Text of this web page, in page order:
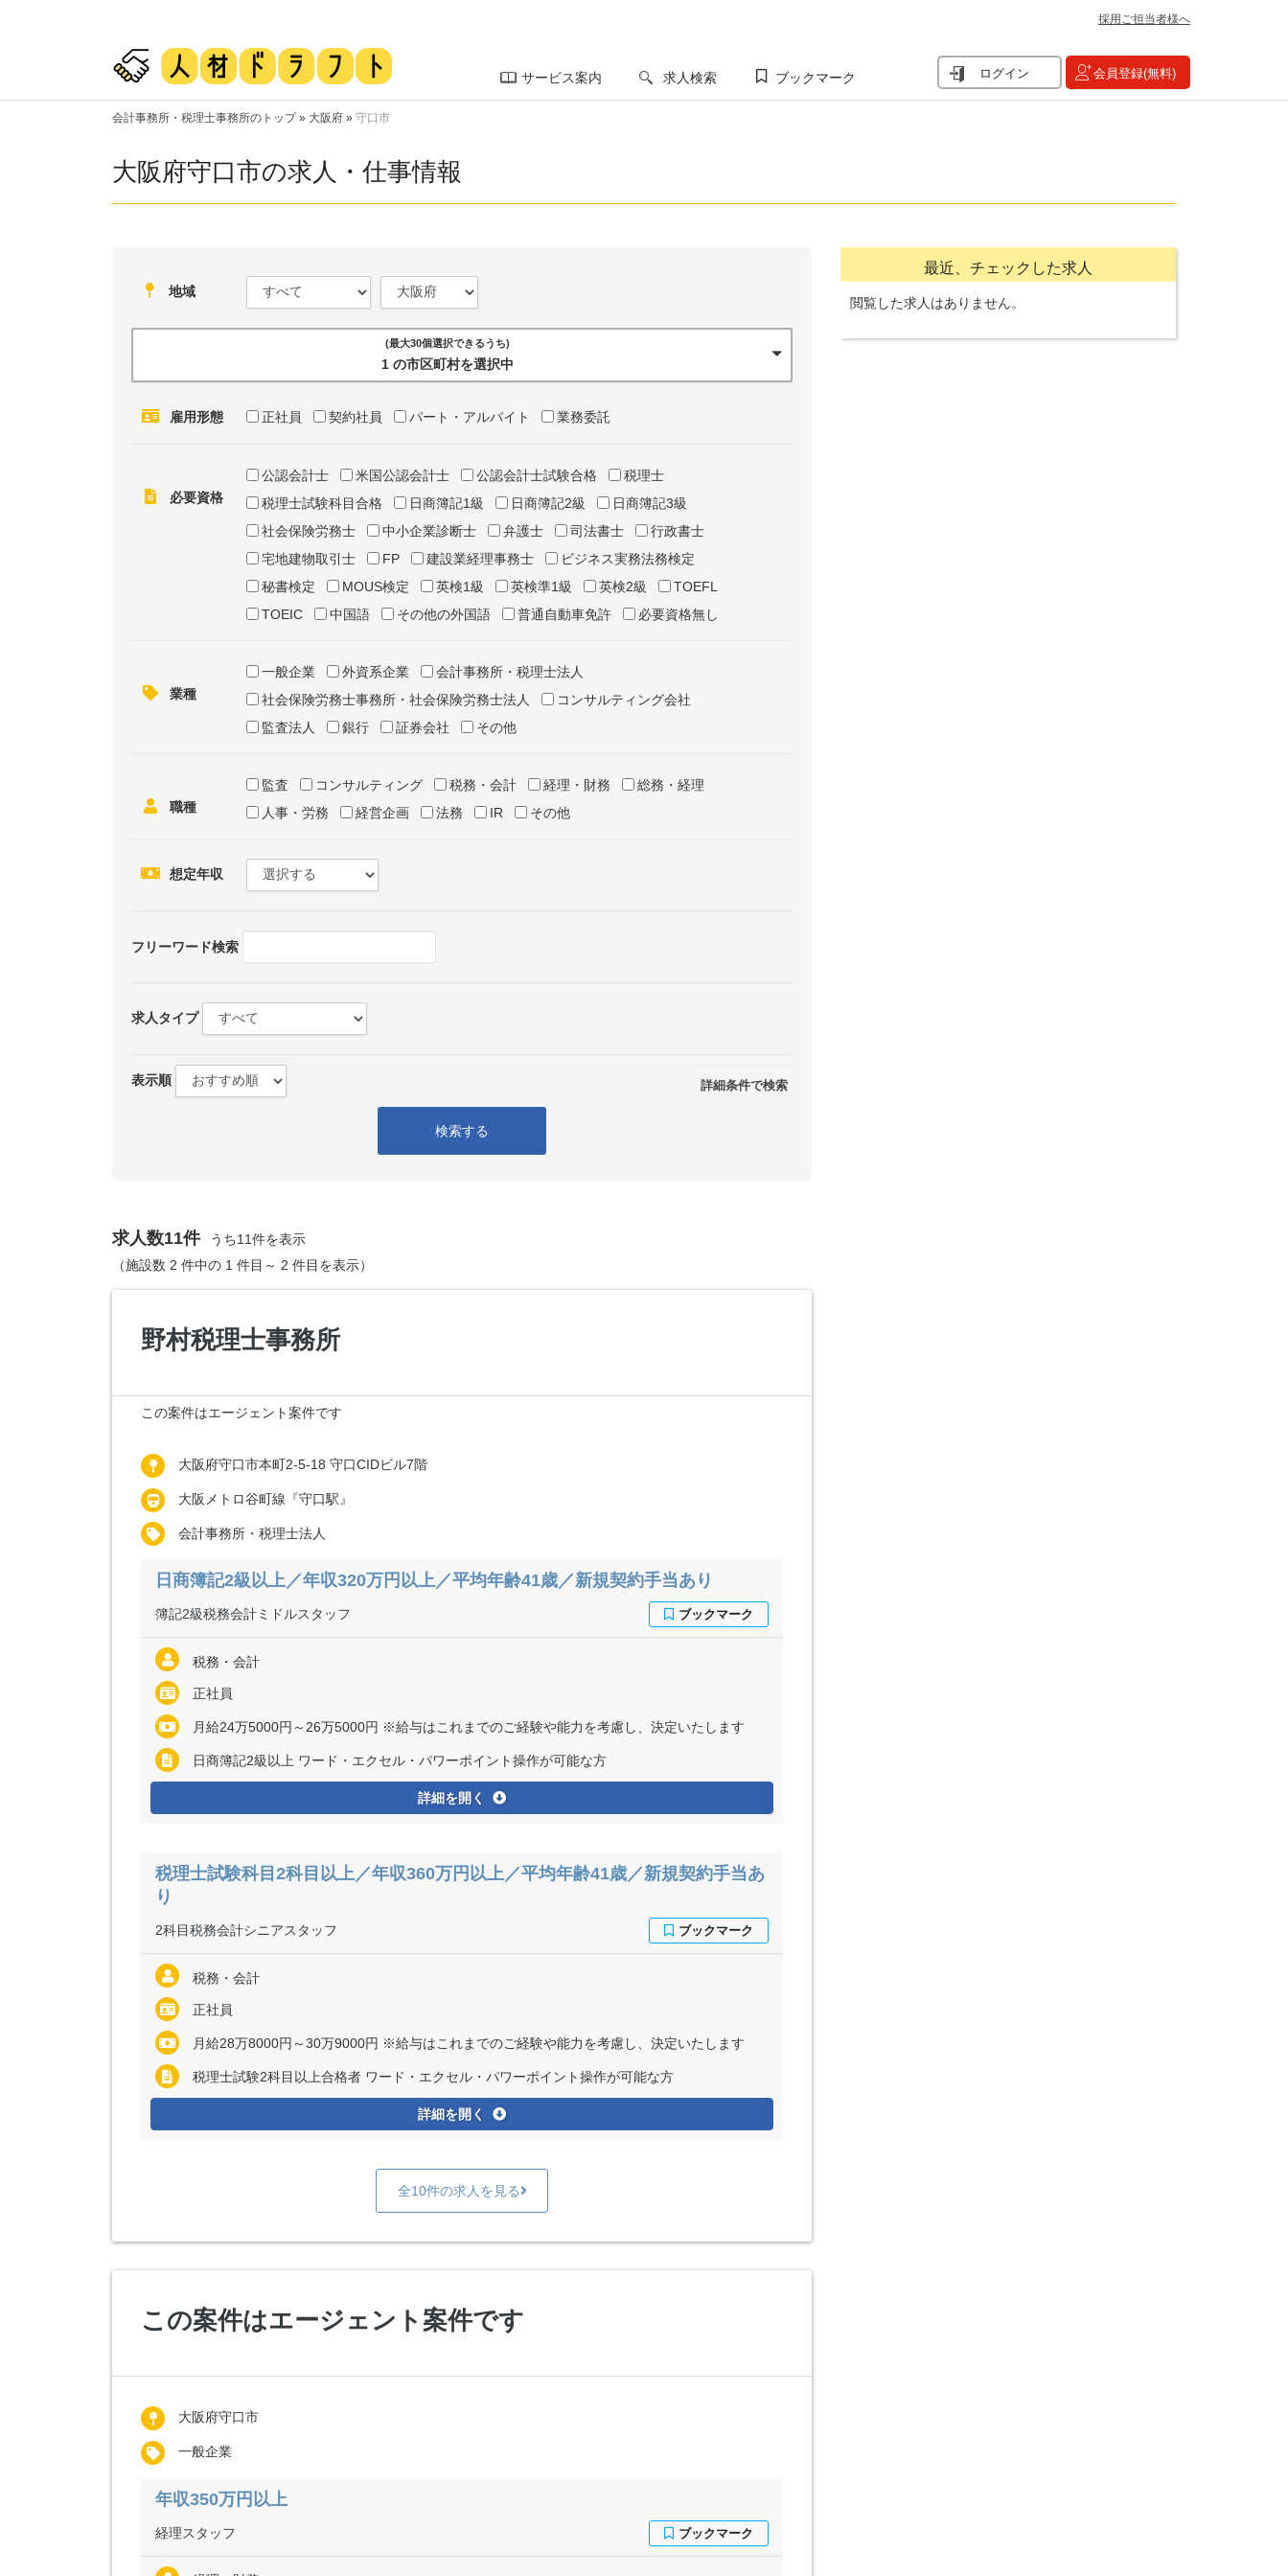
採用ご担当者様へ
サービス案内 求人検索 ブックマーク ログイン 会員登録(無料)
会計事務所・税理士事務所のトップ» 大阪府 » 守口市
大阪府守口市の求人・仕事情報
地域
(最大30個選択できるうち)
1 の市区町村を選択中
雇用形態 正社員 契約社員 パート・アルバイト 業務委託
必要資格
公認会計士 米国公認会計士 公認会計士試験合格
税理士
税理士試験科目合格
日商簿記1級 日商簿記2級
日商簿記3級
社会保険労務士
中小企業診断士 弁護士 司法書士
行政書士
宅地建物取引士
FP 建設業経理事務士
ビジネス実務法務検定
秘書検定
MOUS検定 英検1級 英検準1級 英検2級
TOEFL
TOEIC
中国語 その他の外国語 普通自動車免許 必要資格無し
業種
一般企業 外資系企業
会計事務所・税理士法人
社会保険労務士事務所・社会保険労務士法人
コンサルティング会社
監査法人
銀行 証券会社 その他
職種
監査 コンサルティング 税務・会計 経理・財務
総務・経理
人事・労務
経営企画 法務 IR その他
想定年収
フリーワード検索
求人タイプ
Show
表示
詳細条件で検索
表示順
検索する
求人数11件
うち11件を表示
（施設数 2 件中の 1 件目～ 2 件目を表示）
野村税理士事務所
この案件はエージェント案件です
大阪府守口市本町2-5-18 守口CIDビル7階
大阪メトロ谷町線『守口駅』
会計事務所・税理士法人
日商簿記2級以上／年収320万円以上／平均年齢41歳／新規契約手当あり
簿記2級税務会計ミドルスタッフ
税務・会計
正社員
月給24万5000円～26万5000円 ※給与はこれまでのご経験や能力を考慮し、決定いたします
日商簿記2級以上 ワード・エクセル・パワーポイント操作が可能な方
詳細を開く
税理士試験科目2科目以上／年収360万円以上／平均年齢41歳／新規契約手当あ
り
2科目税務会計シニアスタッフ
税務・会計
正社員
月給28万8000円～30万9000円 ※給与はこれまでのご経験や能力を考慮し、決定いたします
税理士試験2科目以上合格者 ワード・エクセル・パワーポイント操作が可能な方
詳細を開く
全10件の求人を見る
この案件はエージェント案件です
大阪府守口市
一般企業
年収350万円以上
経理スタッフ
最近、チェックした求人
閲覧した求人はありません。